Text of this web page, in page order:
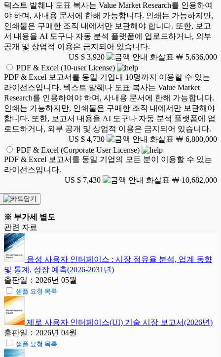
텍스트 발췌나 도표 복사는 Value Market Research를 인용하여
야 하며, 사내용 문서에 한해 가능합니다. 인쇄는 가능하지만,
인쇄물은 구매한 조직 내에서만 보관해야 합니다. 또한, 보고
서 내용을 AI 도구나 자동 분석 플랫폼에 업로드하거나, 외부
공개 및 상업적 이용은 금지되어 있습니다.
US $ 3,920
￦ 5,636,000
PDF & Excel (10-user License)
PDF & Excel 보고서를 동일 기업내 10명까지 이용할 수 있는
라이선스입니다. 텍스트 발췌나 도표 복사는 Value Market
Research를 인용하여야 하며, 사내용 문서에 한해 가능합니다.
인쇄는 가능하지만, 인쇄물은 구매한 조직 내에서만 보관해야
합니다. 또한, 보고서 내용을 AI 도구나 자동 분석 플랫폼에 업
로드하거나, 외부 공개 및 상업적 이용은 금지되어 있습니다.
US $ 4,730
￦ 6,800,000
PDF & Excel (Corporate User License)
PDF & Excel 보고서를 동일 기업의 모든 분이 이용할 수 있는
라이선스입니다.
US $ 7,430
￦ 10,682,000
※ 부가세 별도
관련 자료
음성 사용자 인터페이스 : 시장 점유율 분석, 업계 동향
및 통계, 성장 예측(2026-2031년)
출판일：2026년 05월
샘플 요청 목록
제로 사용자 인터페이스(UI) 기술 시장 보고서(2026년)
출판일：2026년 04월
샘플 요청 목록